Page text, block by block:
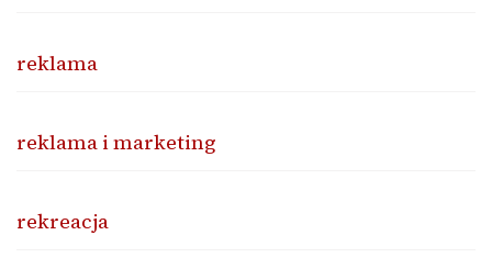
reklama
reklama i marketing
rekreacja